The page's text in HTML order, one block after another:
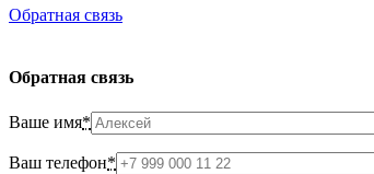
Обратная связь
Обратная связь
Ваше имя*
Ваш телефон*